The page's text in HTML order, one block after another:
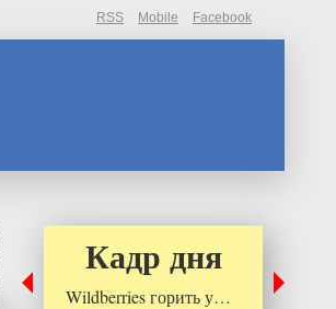
RSS Mobile Facebook
Кадр дня
Wildberries горить у…